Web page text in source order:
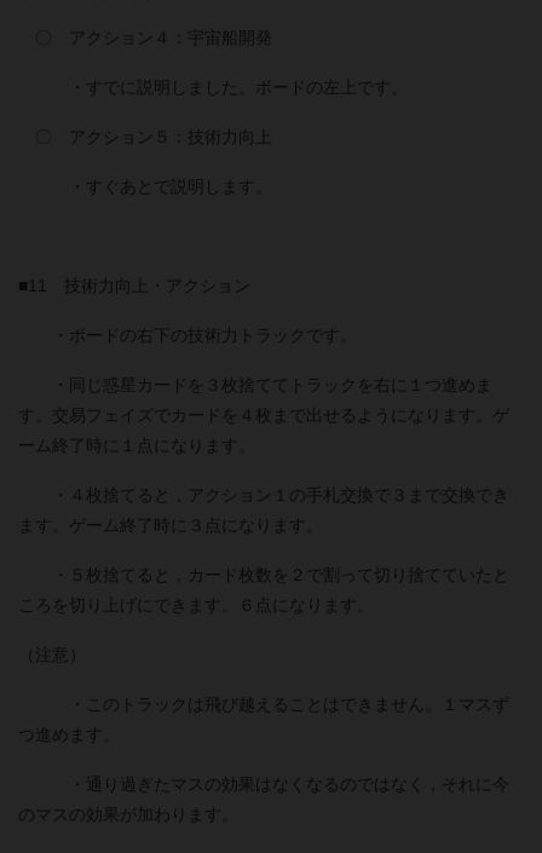
〇 アクション４：宇宙船開発
・すでに説明しました。ボードの左上です。
〇 アクション５：技術力向上
・すぐあとで説明します。
■11 技術力向上・アクション
・ボードの右下の技術力トラックです。
・同じ惑星カードを３枚捨ててトラックを右に１つ進めま
す。交易フェイズでカードを４枚まで出せるようになります。ゲ
ーム終了時に１点になります。
・４枚捨てると，アクション１の手札交換で３まで交換でき
ます。ゲーム終了時に３点になります。
・５枚捨てると，カード枚数を２で割って切り捨てていたと
ころを切り上げにできます。６点になります。
（注意）
・このトラックは飛び越えることはできません。１マスず
つ進めます。
・通り過ぎたマスの効果はなくなるのではなく，それに今
のマスの効果が加わります。